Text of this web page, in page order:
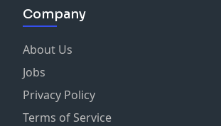
Company
About Us
Jobs
Privacy Policy
Terms of Service